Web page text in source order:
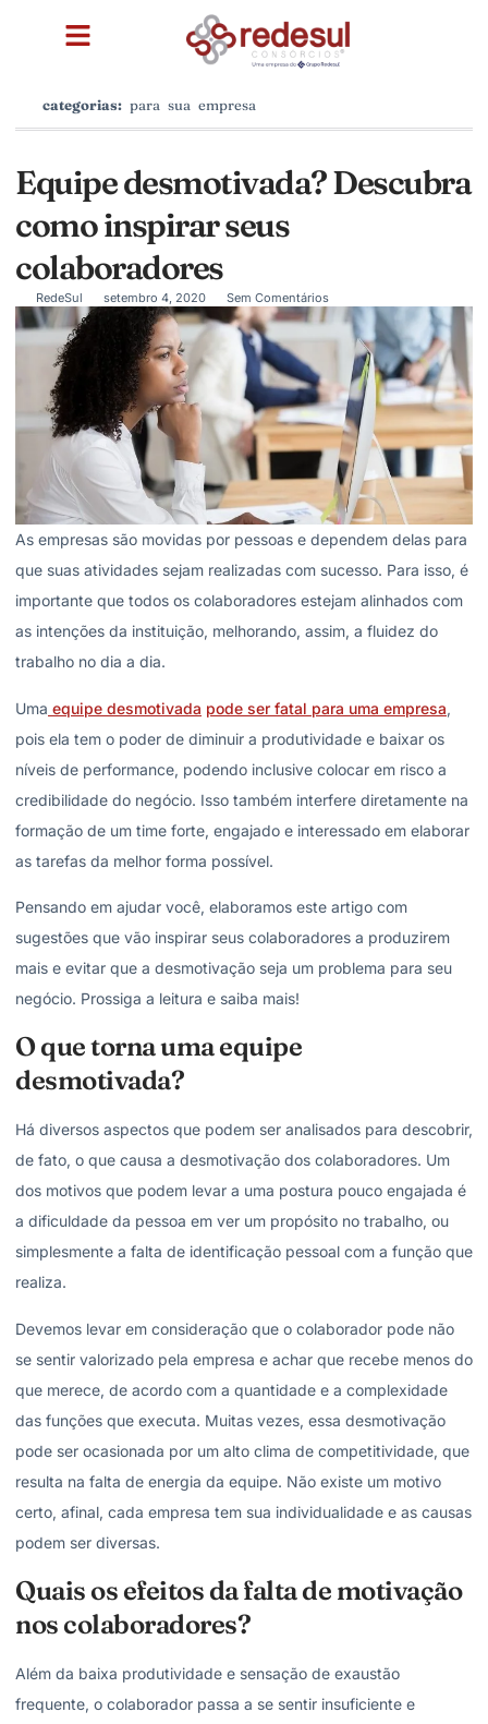
categorias: para sua empresa
Equipe desmotivada? Descubra
como inspirar seus
colaboradores
RedeSul setembro 4, 2020 Sem Comentários
As empresas são movidas por pessoas e dependem delas para
que suas atividades sejam realizadas com sucesso. Para isso, é
importante que todos os colaboradores estejam alinhados com
as intenções da instituição, melhorando, assim, a fluidez do
trabalho no dia a dia.
Uma equipe desmotivada pode ser fatal para uma empresa,
pois ela tem o poder de diminuir a produtividade e baixar os
níveis de performance, podendo inclusive colocar em risco a
credibilidade do negócio. Isso também interfere diretamente na
formação de um time forte, engajado e interessado em elaborar
as tarefas da melhor forma possível.
Pensando em ajudar você, elaboramos este artigo com
sugestões que vão inspirar seus colaboradores a produzirem
mais e evitar que a desmotivação seja um problema para seu
negócio. Prossiga a leitura e saiba mais!
O que torna uma equipe
desmotivada?
Há diversos aspectos que podem ser analisados para descobrir,
de fato, o que causa a desmotivação dos colaboradores. Um
dos motivos que podem levar a uma postura pouco engajada é
a dificuldade da pessoa em ver um propósito no trabalho, ou
simplesmente a falta de identificação pessoal com a função que
realiza.
Devemos levar em consideração que o colaborador pode não
se sentir valorizado pela empresa e achar que recebe menos do
que merece, de acordo com a quantidade e a complexidade
das funções que executa. Muitas vezes, essa desmotivação
pode ser ocasionada por um alto clima de competitividade, que
resulta na falta de energia da equipe. Não existe um motivo
certo, afinal, cada empresa tem sua individualidade e as causas
podem ser diversas.
Quais os efeitos da falta de motivação
nos colaboradores?
Além da baixa produtividade e sensação de exaustão
frequente, o colaborador passa a se sentir insuficiente e